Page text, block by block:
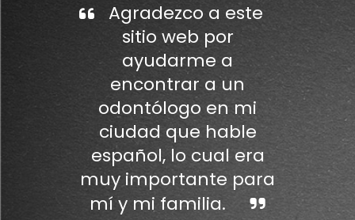
Agradezco a este
sitio web por
ayudarme a
encontrar a un
odontólogo en mi
ciudad que hable
español, lo cual era
muy importante para
mí y mi familia.